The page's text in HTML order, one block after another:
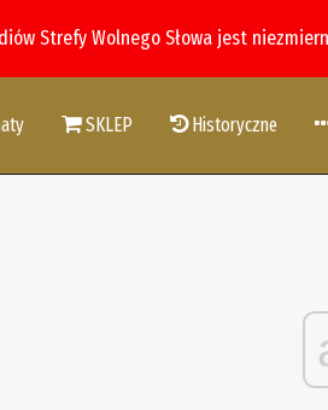
Strefy Wolnego Słowa jest
SKLEP Historyczne